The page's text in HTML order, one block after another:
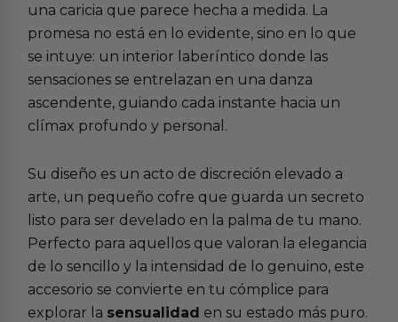
una caricia que parece hecha a medida. La
promesa no está en lo evidente, sino en lo que
se intuye: un interior laberíntico donde las
sensaciones se entrelazan en una danza
ascendente, guiando cada instante hacia un
clímax profundo y personal.
Su diseño es un acto de discreción elevado a
arte, un pequeño cofre que guarda un secreto
listo para ser develado en la palma de tu mano.
Perfecto para aquellos que valoran la elegancia
de lo sencillo y la intensidad de lo genuino, este
accesorio se convierte en tu cómplice para
explorar la sensualidad en su estado más puro.